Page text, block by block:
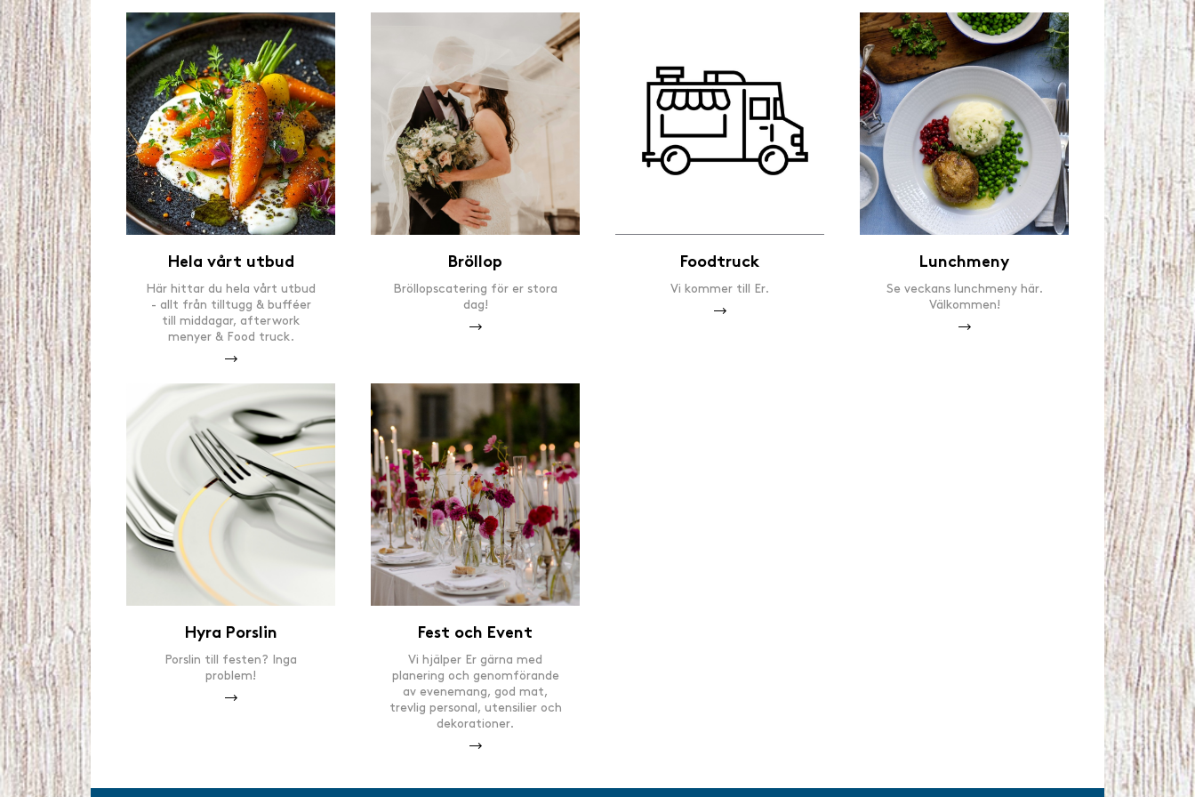
Hela vårt utbud
Här hittar du hela vårt utbud
- allt från tilltugg & bufféer
till middagar, afterwork
menyer & Food truck.
Bröllop
Bröllopscatering för er stora
dag!
Foodtruck
Vi kommer till Er.
Lunchmeny
Se veckans lunchmeny här.
Välkommen!
Hyra Porslin
Porslin till festen? Inga
problem!
Fest och Event
Vi hjälper Er gärna med
planering och genomförande
av evenemang, god mat,
trevlig personal, utensilier och
dekorationer.